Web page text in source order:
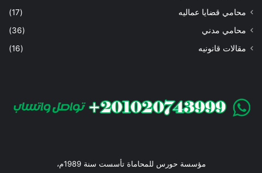
محامي قضايا عماليه
(17)
محامي مدني
(36)
مقالات قانونيه
(16)
مؤسسة حورس للمحاماة تأسست سنة 1989م،